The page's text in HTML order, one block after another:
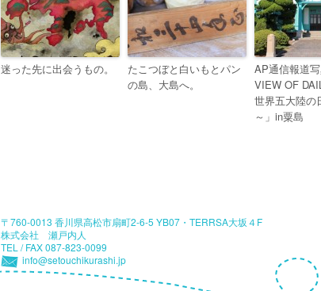
迷った先に出会うもの。
たこつぼと白いもとパン
の島、大島へ。
AP通信報道
VIEW OF
世界五大陸の
～」in粟島
〒760-0013 香川県高松市扇町2-6-5 YB07・TERRSA大坂４F
株式会社 瀬戸内人
TEL / FAX 087-823-0099
info@setouchikurashi.jp